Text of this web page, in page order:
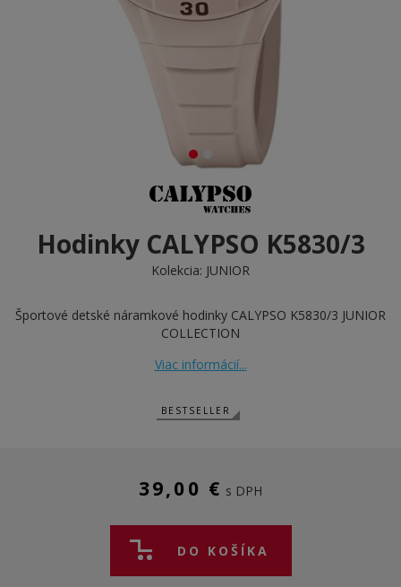
Hodinky CALYPSO K5830/3
Kolekcia: JUNIOR
Športové detské náramkové hodinky CALYPSO K5830/3 JUNIOR
COLLECTION
Viac informácií...
BESTSELLER
39,00 € s DPH
DO KOŠÍKA